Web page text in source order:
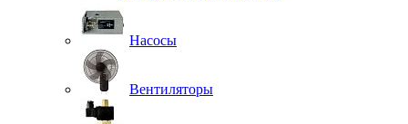
Насосы
Вентиляторы